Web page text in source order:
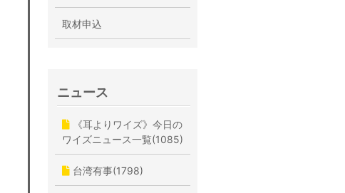
取材申込
ニュース
《耳よりワイズ》今日の
ワイズニュース一覧(1085)
台湾有事(1798)